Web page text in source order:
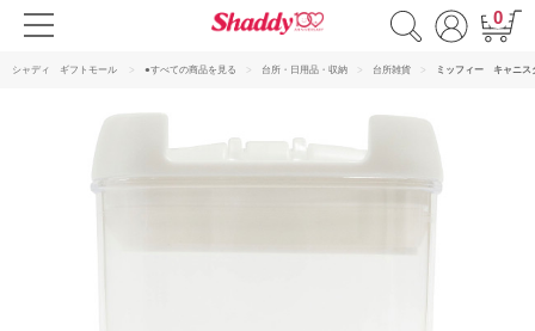
0
シャディ ギフトモール ●すべての商品を見る 台所・日用品・収納 台所雑貨 ミッフィー キャニス